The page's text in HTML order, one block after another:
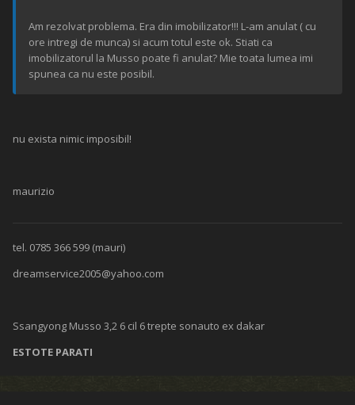
Am rezolvat problema. Era din imobilizator!!! L-am anulat ( cu
ore intregi de munca) si acum totul este ok. Stiati ca
imobilizatorul la Musso poate fi anulat? Mie toata lumea imi
spunea ca nu este posibil.
nu exista nimic imposibil!
maurizio
tel. 0785 366 599 (mauri)
dreamservice2005@yahoo.com
Ssangyong Musso 3,2 6 cil 6 trepte sonauto ex dakar
ESTOTE PARATI